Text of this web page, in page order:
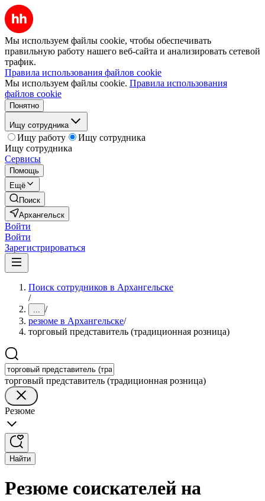
Мы используем файлы cookie, чтобы обеспечивать
правильную работу нашего веб-сайта и анализировать сетевой
трафик.
Правила использования файлов cookie
Мы используем файлы cookie. Правила использования
файлов cookie
Понятно
Ищу сотрудника
Ищу работу
Ищу сотрудника
Ищу сотрудника
Сервисы
Помощь
Ещё
Поиск
Архангельск
Войти
Войти
Зарегистрироваться
Поиск сотрудников в Архангельске
/
... /
резюме в Архангельске/
торговый представитель (традиционная розница)
торговый представитель (традиционная розница)
Резюме
Найти
Резюме соискателей на